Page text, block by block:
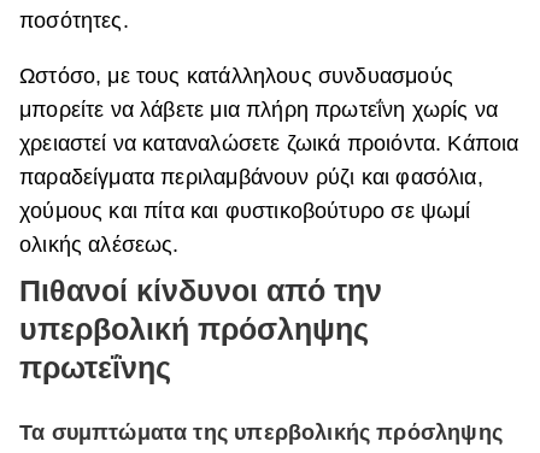
ποσότητες.
Ωστόσο, με τους κατάλληλους συνδυασμούς
μπορείτε να λάβετε μια πλήρη πρωτεΐνη χωρίς να
χρειαστεί να καταναλώσετε ζωικά προιόντα. Κάποια
παραδείγματα περιλαμβάνουν ρύζι και φασόλια,
χούμους και πίτα και φυστικοβούτυρο σε ψωμί
ολικής αλέσεως.
Πιθανοί κίνδυνοι από την
υπερβολική πρόσληψης
πρωτεΐνης
Τα συμπτώματα της υπερβολικής πρόσληψης